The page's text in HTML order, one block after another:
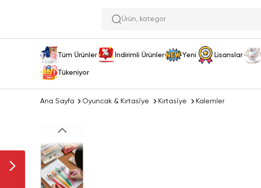
Tüm Ürünler İndirimli Ürünler Yeni Lisanslar
Tükeniyor
Ana Sayfa Oyuncak & Kırtasiye Kırtasiye Kalemler